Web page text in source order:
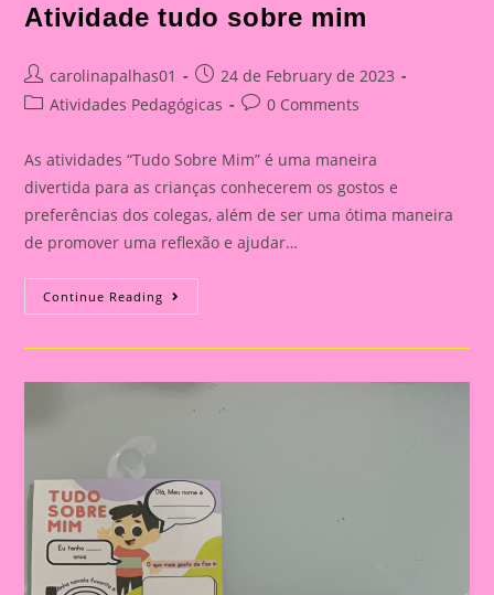
Atividade tudo sobre mim
Post
author:
carolinapalhas01
Post
published:
24 de February de 2023
PostAtividades Pedagógicas
Post0 Comments
As atividades “Tudo Sobre Mim” é uma maneira
divertida para as crianças conhecerem os gostos e
preferências dos colegas, além de ser uma ótima maneira
de promover uma reflexão e ajudar…
Continue Reading Atividade
Tudo
Mim